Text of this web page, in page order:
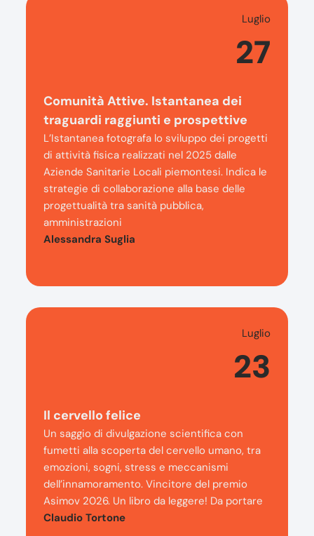
Luglio
27
Comunità Attive. Istantanea dei
traguardi raggiunti e prospettive
L’Istantanea fotografa lo sviluppo dei progetti
di attività fisica realizzati nel 2025 dalle
Aziende Sanitarie Locali piemontesi. Indica le
strategie di collaborazione alla base delle
progettualità tra sanità pubblica,
amministrazioni
Alessandra Suglia
Luglio
23
Il cervello felice
Un saggio di divulgazione scientifica con
fumetti alla scoperta del cervello umano, tra
emozioni, sogni, stress e meccanismi
dell’innamoramento. Vincitore del premio
Asimov 2026. Un libro da leggere! Da portare
Claudio Tortone